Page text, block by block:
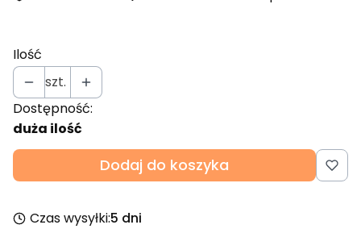
Ilość
szt.
Dostępność:
duża ilość
Dodaj do koszyka
Czas wysyłki:5 dni